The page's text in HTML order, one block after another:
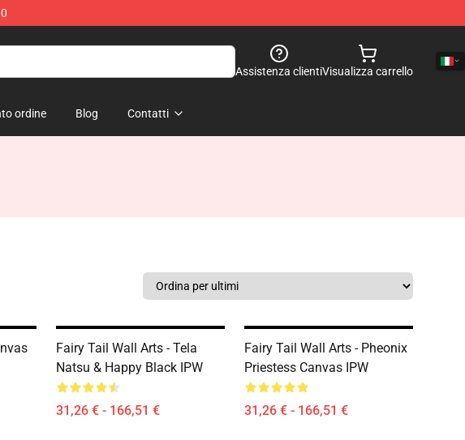
Assistenza clientiVisualizza carrello
ordine Blog Contatti
Fairy Tail Wall Arts - Tela
Natsu & Happy Black IPW
31,26 € - 166,51 €
Fairy Tail Wall Arts - Pheonix
Priestess Canvas IPW
31,26 € - 166,51 €